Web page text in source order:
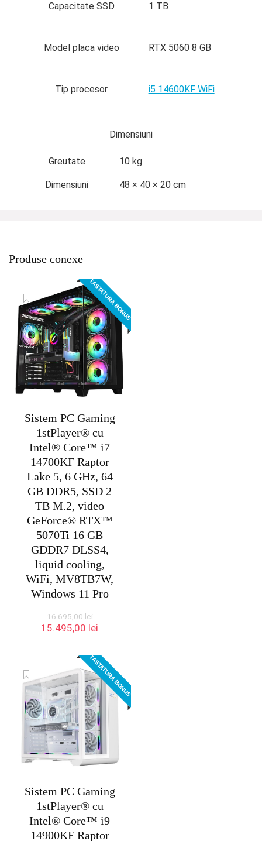
Capacitate SSD 1 TB
Model placa video RTX 5060 8 GB
Tip procesor i5 14600KF WiFi
Dimensiuni
Greutate 10 kg
Dimensiuni 48 × 40 × 20 cm
Produse conexe
TASTATURA BONUS
Sistem PC Gaming
1stPlayer® cu
Intel® Core™ i7
14700KF Raptor
Lake 5, 6 GHz, 64
GB DDR5, SSD 2
TB M.2, video
GeForce® RTX™
5070Ti 16 GB
GDDR7 DLSS4,
liquid cooling,
WiFi, MV8TB7W,
Windows 11 Pro
16.695,00lei
Prețul
16.695,00 lei.
15.495,00 lei
15.495,00 lei.
TASTATURA BONUS
Sistem PC Gaming
1stPlayer® cu
Intel® Core™ i9
14900KF Raptor